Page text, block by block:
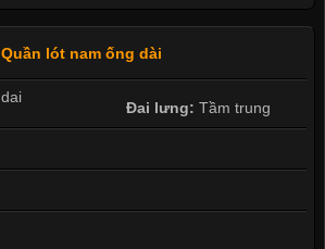
Quần lót nam ống dài
Đai lưng: Tầm trung